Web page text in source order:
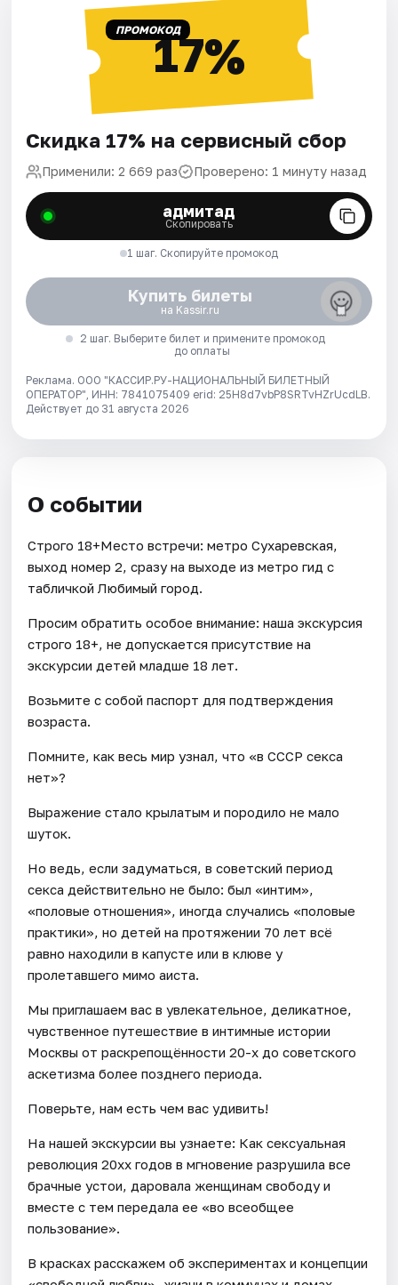
ПРОМОКОД17%
Скидка 17% на сервисный сбор
Применили: 2 669 раз Проверено: 1 минуту назад
адмитад
Скопировать
1 шаг. Скопируйте промокод
Купить билеты
на Kassir.ru
2 шаг. Выберите билет и примените промокод
до оплаты
Реклама. ООО "КАССИР.РУ-НАЦИОНАЛЬНЫЙ БИЛЕТНЫЙ
ОПЕРАТОР", ИНН: 7841075409 erid: 25H8d7vbP8SRTvHZrUcdLB.
Действует до 31 августа 2026
О событии
Строго 18+Место встречи: метро Сухаревская,
выход номер 2, сразу на выходе из метро гид с
табличкой Любимый город.
Просим обратить особое внимание: наша экскурсия
строго 18+, не допускается присутствие на
экскурсии детей младше 18 лет.
Возьмите с собой паспорт для подтверждения
возраста.
Помните, как весь мир узнал, что «в СССР секса
нет»?
Выражение стало крылатым и породило не мало
шуток.
Но ведь, если задуматься, в советский период
секса действительно не было: был «интим»,
«половые отношения», иногда случались «половые
практики», но детей на протяжении 70 лет всё
равно находили в капусте или в клюве у
пролетавшего мимо аиста.
Мы приглашаем вас в увлекательное, деликатное,
чувственное путешествие в интимные истории
Москвы от раскрепощённости 20-х до советского
аскетизма более позднего периода.
Поверьте, нам есть чем вас удивить!
На нашей экскурсии вы узнаете: Как сексуальная
революция 20хх годов в мгновение разрушила все
брачные устои, даровала женщинам свободу и
вместе с тем передала ее «во всеобщее
пользование».
В красках расскажем об экспериментах и концепции